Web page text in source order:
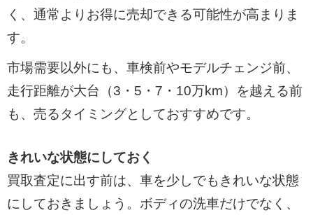
く、通常よりお得に売却できる可能性が高まりま
す。
市場需要以外にも、車検前やモデルチェンジ前、
走行距離が大台（3・5・7・10万km）を越える前
も、売るタイミングとしておすすめです。
きれいな状態にしておく
買取査定に出す前は、車を少しでもきれいな状態
にしておきましょう。ボディの洗車だけでなく、